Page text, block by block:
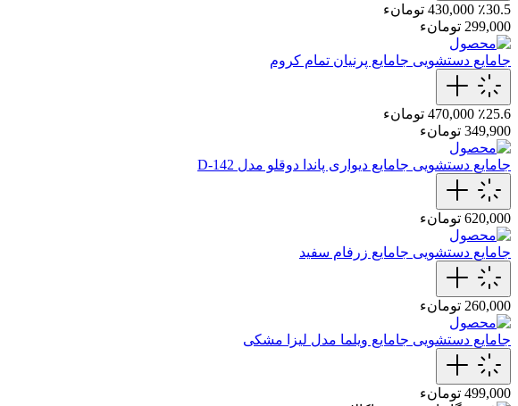
٪30.5 430,000 تومانء
299,000 تومانء
جامایع دستشویی جامایع پرنیان تمام کروم
٪25.6 470,000 تومانء
349,900 تومانء
جامایع دستشویی جامایع دیواری پاندا دوقلو مدل D-142
620,000 تومانء
جامایع دستشویی جامایع زرفام سفید
260,000 تومانء
جامایع دستشویی جامایع ویلما مدل لیزا مشکی
499,000 تومانء